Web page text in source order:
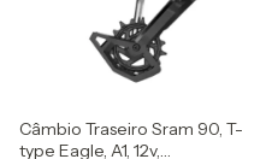
Câmbio Traseiro Sram 90, T-
type Eagle, A1, 12v,